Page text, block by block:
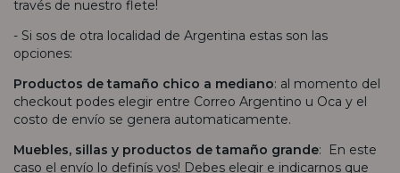
través de nuestro flete!
- Si sos de otra localidad de Argentina estas son las
opciones:
Productos de tamaño chico a mediano: al momento del
checkout podes elegir entre Correo Argentino u Oca y el
costo de envío se genera automaticamente.
Muebles, sillas y productos de tamaño grande: En este
caso el envío lo definís vos! Debes elegir e indicarnos que